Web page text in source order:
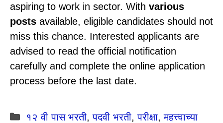
aspiring to work in sector. With various
posts available, eligible candidates should not
miss this chance. Interested applicants are
advised to read the official notification
carefully and complete the online application
process before the last date.
Categories
१२ वी पास भरती,पदवी भरती,परीक्षा,महत्त्वाच्या